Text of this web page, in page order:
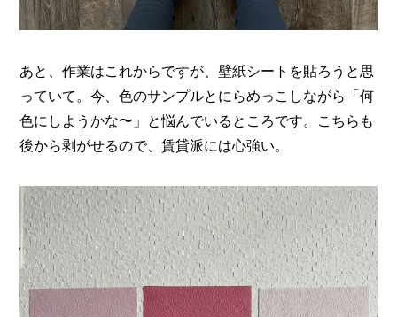
あと、作業はこれからですが、壁紙シートを貼ろうと思
っていて。今、色のサンプルとにらめっこしながら「何
色にしようかな〜」と悩んでいるところです。こちらも
後から剥がせるので、賃貸派には心強い。